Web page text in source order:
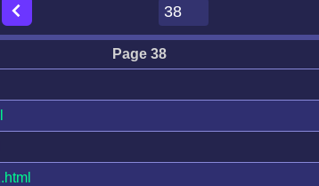
Page 38